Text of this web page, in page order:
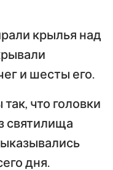
крылья над
и шесты его.
что головки
святилища
дня.